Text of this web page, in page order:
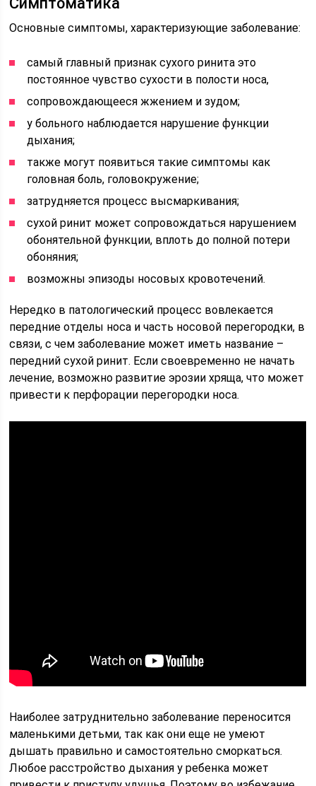
Основные симптомы, характеризующие заболевание:
самый главный признак сухого ринита это
постоянное чувство сухости в полости носа,
сопровождающееся жжением и зудом;
у больного наблюдается нарушение функции
дыхания;
также могут появиться такие симптомы как
головная боль, головокружение;
затрудняется процесс высмаркивания;
сухой ринит может сопровождаться нарушением
обонятельной функции, вплоть до полной потери
обоняния;
возможны эпизоды носовых кровотечений.
Нередко в патологический процесс вовлекается
передние отделы носа и часть носовой перегородки, в
связи, с чем заболевание может иметь название –
передний сухой ринит. Если своевременно не начать
лечение, возможно развитие эрозии хряща, что может
привести к перфорации перегородки носа.
Наиболее затруднительно заболевание переносится
маленькими детьми, так как они еще не умеют
дышать правильно и самостоятельно сморкаться.
Любое расстройство дыхания у ребенка может